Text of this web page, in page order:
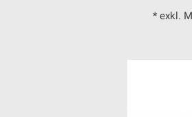
* exkl.